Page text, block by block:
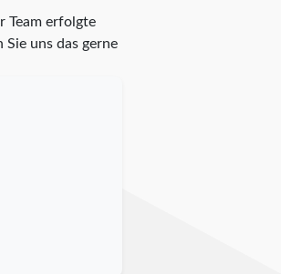
Team erfolgte
uns das gerne